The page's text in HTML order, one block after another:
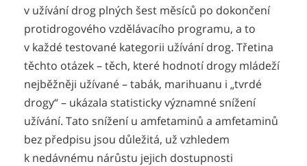
v užívání drog plných šest měsíců po dokončení
protidrogového vzdělávacího programu, a to
v každé testované kategorii užívání drog. Třetina
těchto otázek – těch, které hodnotí drogy mládeží
nejběžněji užívané – tabák, marihuanu i „tvrdé
drogy“ – ukázala statisticky významné snížení
užívání. Tato snížení u amfetaminů a amfetaminů
bez předpisu jsou důležitá, už vzhledem
k nedávnému nárůstu jejich dostupnosti